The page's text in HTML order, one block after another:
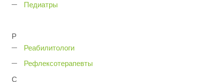
Педиатры
Р
Реабилитологи
Рефлексотерапевты
С